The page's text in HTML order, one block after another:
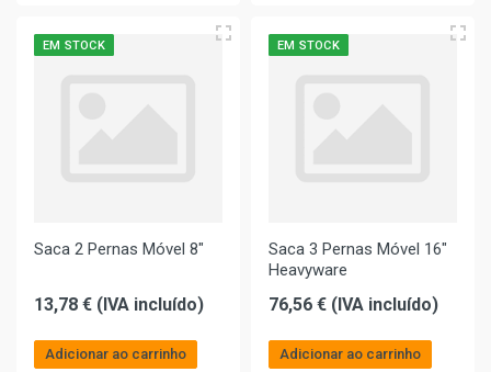
EM STOCK
Saca 2 Pernas Móvel 8"
13,78 € (IVA incluído)
Adicionar ao carrinho
EM STOCK
Saca 3 Pernas Móvel 16"
Heavyware
76,56 € (IVA incluído)
Adicionar ao carrinho